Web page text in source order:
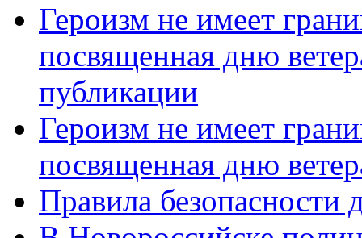
Героизм не имеет
посвященная дню
публикации
Героизм не имеет
посвященная дню
Правила безопасности